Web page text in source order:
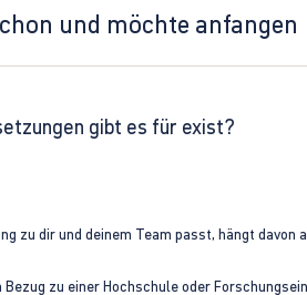
und möchte anfangen
gibt es für exist?
zu dir und deinem Team passt, hängt
Bezug zu einer Hochschule oder